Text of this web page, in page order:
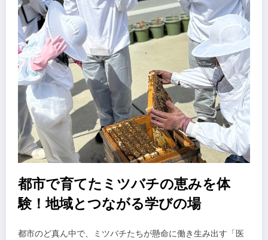
都市で育てたミツバチの恵みを体
験！地域とつながる学びの場
都市のど真ん中で、ミツバチたちが懸命に働き生み出す「医